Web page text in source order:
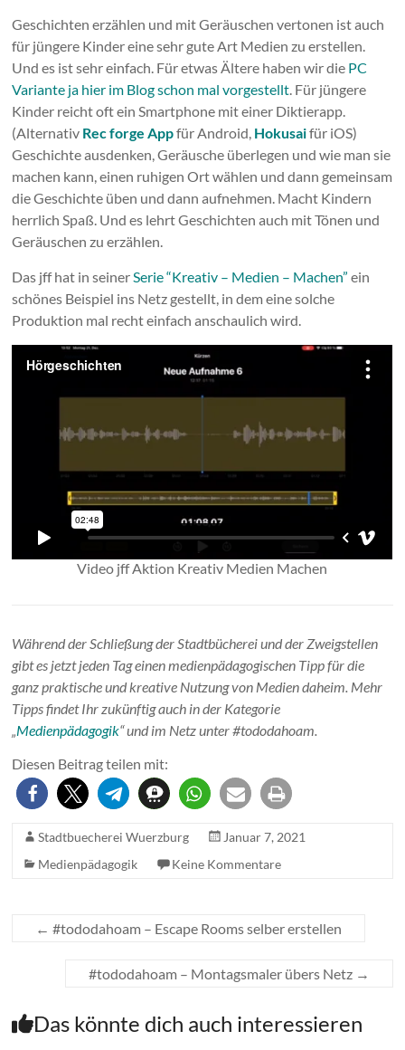
Geschichten erzählen und mit Geräuschen vertonen ist auch
für jüngere Kinder eine sehr gute Art Medien zu erstellen.
Und es ist sehr einfach. Für etwas Ältere haben wir die PC
Variante ja hier im Blog schon mal vorgestellt. Für jüngere
Kinder reicht oft ein Smartphone mit einer Diktierapp.
(Alternativ Rec forge Appfür Android, Hokusaifür iOS)
Geschichte ausdenken, Geräusche überlegen und wie man sie
machen kann, einen ruhigen Ort wählen und dann gemeinsam
die Geschichte üben und dann aufnehmen. Macht Kindern
herrlich Spaß. Und es lehrt Geschichten auch mit Tönen und
Geräuschen zu erzählen.
Das jff hat in seinerSerie “Kreativ – Medien – Machen” ein
schönes Beispiel ins Netz gestellt, in dem eine solche
Produktion mal recht einfach anschaulich wird.
Video jff Aktion Kreativ Medien Machen
Während der Schließung der Stadtbücherei und der Zweigstellen
gibt es jetzt jeden Tag einen medienpädagogischen Tipp für die
ganz praktische und kreative Nutzung von Medien daheim. Mehr
Tipps findet Ihr zukünftig auch in der Kategorie
„Medienpädagogik“ und im Netz unter #tododahoam.
Diesen Beitrag teilen mit:
Stadtbuecherei Wuerzburg
Januar 7, 2021
Medienpädagogik
Keine Kommentare
← #tododahoam – Escape Rooms selber erstellen
#tododahoam – Montagsmaler übers Netz →
Das könnte dich auch interessieren